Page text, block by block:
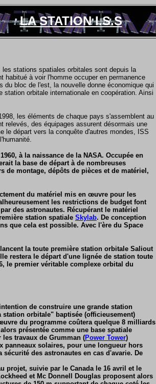
LA STATION I.S.S
stations spatiales orbitales sont depuis la
à voir l'homme occuper en permanence
du bloc de l'est, la nouvelle donne économique qui
orbitale internationale en coopération. Ainsi
les éléments de chaque pays s'assemblent au
relevés, des équipages assurent désormais une
le départ vers la conquête d'autres mondes, ISS
à la naissance de la NASA. Occupée en
la base de départ à de nombreuses
de montage, dépôts de pièces et de matériel,
du matériel mis en œuvre pour les
les restrictions de budget font
des astronautes. Récupérant le matériel
station spatiale Skylab. De conception
que cela est possible. Avec l'ère du Space
la toute première station orbitale Saliout
restera le départ d'une lignée de station toute
le premier véritable complexe orbital du
de construire une grande station
orbitale" baptisée (officieusement)
du programme coûtera quelque 8 milliards
présentée comme une base spatiale
les travaux de Grumman (Power Tower)
panneaux solaires, pour une longueur hors
des astronautes en cas d'avarie. De
projet, suivie par le Canada le 16 avril et le
et Mc Donnell Douglas proposent alors